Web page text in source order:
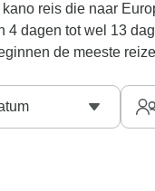
reis die naar
4 dagen tot wel 13
de meeste